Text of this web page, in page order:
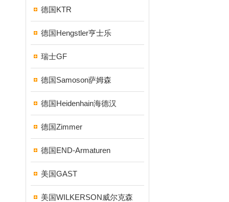
德国KTR
德国Hengstler亨士乐
瑞士GF
德国Samoson萨姆森
德国Heidenhain海德汉
德国Zimmer
德国END-Armaturen
美国GAST
美国WILKERSON威尔克森